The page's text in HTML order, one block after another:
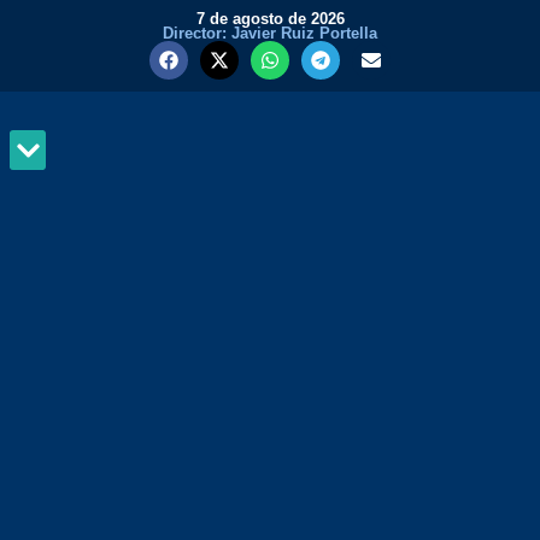
7 de agosto de 2026
Director: Javier Ruiz Portella